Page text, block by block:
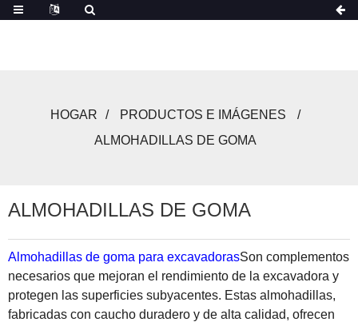
HOGAR
PRODUCTOS E IMÁGENES
ALMOHADILLAS DE GOMA
ALMOHADILLAS DE GOMA
Almohadillas de goma para excavadorasSon complementos
necesarios que mejoran el rendimiento de la excavadora y
protegen las superficies subyacentes. Estas almohadillas,
fabricadas con caucho duradero y de alta calidad, ofrecen